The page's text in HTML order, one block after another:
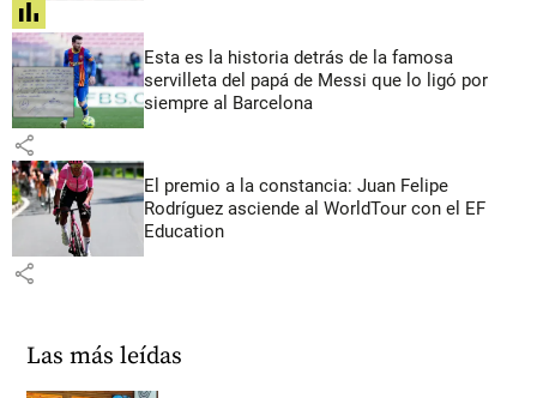
share
Esta es la historia detrás de la famosa
servilleta del papá de Messi que lo ligó por
siempre al Barcelona
share
El premio a la constancia: Juan Felipe
Rodríguez asciende al WorldTour con el EF
Education
share
Las más leídas